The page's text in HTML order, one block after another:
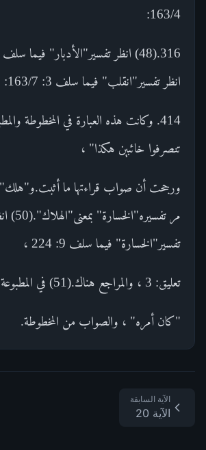
163/4:
انظر تفسير"انقلب" فيما سلف 3: 163/7:
414. وكانت هذه العبارة في المخطوطة
تنصرفوا خائبين هكذا" ،
ورجحت أن صواب قراءتها ما
مر تفسيره"الخسارة"
تفسير"الخسارة" فيما سلف 9: 224 ،
تعليق: 3 ، والمراجع هناك.(51) في المطبوعة:
"كان أمره" ، والصواب من المخطوطة.
الآية السابقة
الآية 20